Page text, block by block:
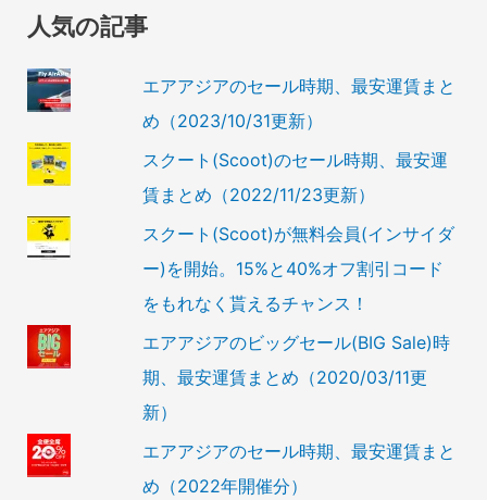
人気の記事
エアアジアのセール時期、最安運賃まと
め（2023/10/31更新）
スクート(Scoot)のセール時期、最安運
賃まとめ（2022/11/23更新）
スクート(Scoot)が無料会員(インサイダ
ー)を開始。15%と40%オフ割引コード
をもれなく貰えるチャンス！
エアアジアのビッグセール(BIG Sale)時
期、最安運賃まとめ（2020/03/11更
新）
エアアジアのセール時期、最安運賃まと
め（2022年開催分）